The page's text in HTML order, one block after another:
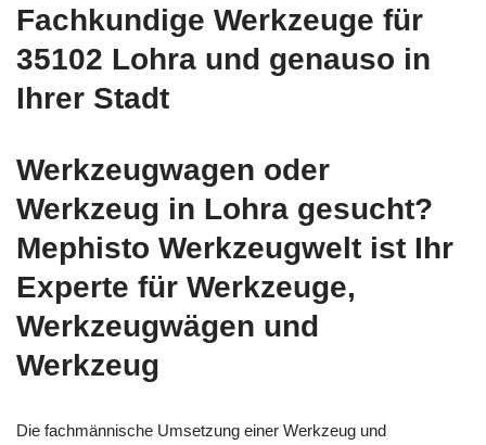
Fachkundige Werkzeuge für
35102 Lohra und genauso in
Ihrer Stadt
Werkzeugwagen oder
Werkzeug in Lohra gesucht?
Mephisto Werkzeugwelt ist Ihr
Experte für Werkzeuge,
Werkzeugwägen und
Werkzeug
Die fachmännische Umsetzung einer Werkzeug und